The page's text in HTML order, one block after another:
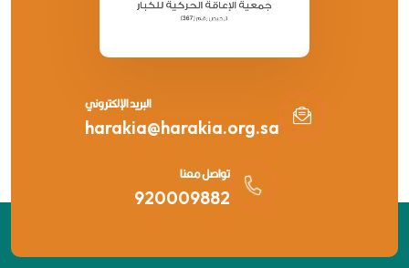
تواصل معنا
920009882
البريد الإلكتروني
harakia@harakia.org.sa